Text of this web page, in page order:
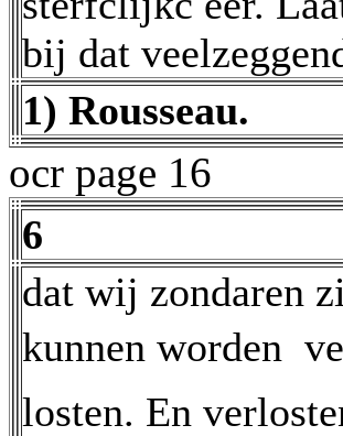
bij dat
1) Rousseau.
ocr page 16
6
dat wij zondaren
kunnen worden 
losten. En